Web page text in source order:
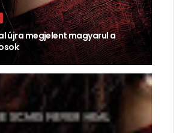
újra megjelent magyarul a